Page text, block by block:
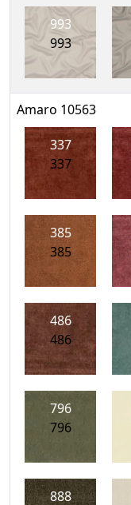
993
993
Amaro 10563
337
337
385
385
486
486
796
796
888